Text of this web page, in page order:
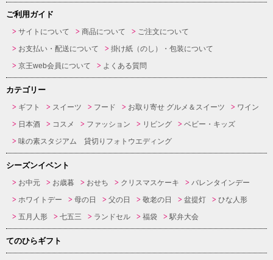
ご利用ガイド
サイトについて 商品について
ご注文について
お支払い・配送について
掛け紙（のし）・包装について
京王web会員について
よくある質問
カテゴリー
ギフト スイーツ フード お取り寄せ グルメ＆スイーツ
ワイン
日本酒
コスメ ファッション リビング
ベビー・キッズ
味の素スタジアム 貸切りフォトウエディング
シーズンイベント
お中元 お歳暮 おせち クリスマスケーキ
バレンタインデー
ホワイトデー
母の日 父の日 敬老の日 盆提灯
ひな人形
五月人形
七五三 ランドセル 福袋 駅弁大会
てのひらギフト